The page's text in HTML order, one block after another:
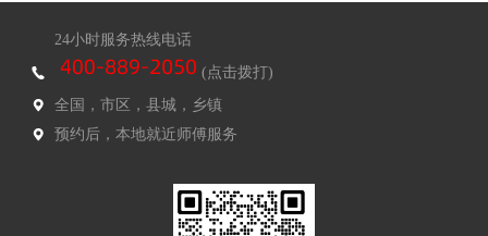
24小时服务热线电话
(点击拨打)
全国，市区，县城，乡镇
预约后，本地就近师傅服务